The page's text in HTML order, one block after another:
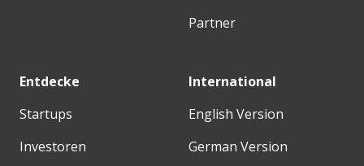
Partner
Entdecke
Startups
Investoren
International
English Version
German Version